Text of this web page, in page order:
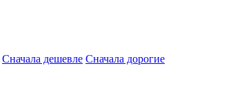
Сначала дешевле Сначала дорогие